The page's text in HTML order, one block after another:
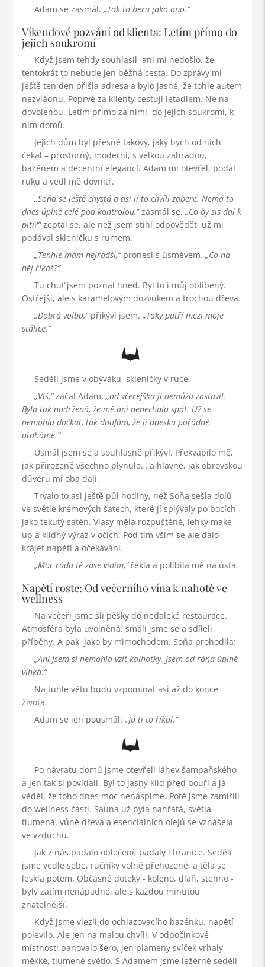
Adam se zasmál. Tak to beru jako ano.
Víkendové pozvání od klienta: Letím přímo do
jejich soukromí
Když jsem tehdy souhlasil, ani mi nedošlo, že
tentokrát to nebude jen běžná cesta. Do zprávy mi
ještě ten den přišla adresa a bylo jasné, že tohle autem
nezvládnu. Poprvé za klienty cestuji letadlem. Ne na
dovolenou. Letím přímo za nimi, do jejich soukromí, k
nim domů.
Jejich dům byl přesně takový, jaký bych od nich
čekal – prostorný, moderní, s velkou zahradou,
bazénem a decentní elegancí. Adam mi otevřel, podal
ruku a vedl mě dovnitř.
Soňa se ještě chystá a asi jí to chvíli zabere. Nemá to
dnes úplně celé pod kontrolou, zasmál se. Co by sis dal k
pití? zeptal se, ale než jsem stihl odpovědět, už mi
podával skleničku s rumem.
Tenhle mám nejradši, pronesl s úsměvem. Co na
něj říkáš?
Tu chuť jsem poznal hned. Byl to i můj oblíbený.
Ostřejší, ale s karamelovým dozvukem a trochou dřeva.
Dobrá volba, přikývl jsem. Taky patří mezi moje
stálice.
Seděli jsme v obýváku, skleničky v ruce.
Víš, začal Adam, od včerejška ji nemůžu zastavit.
Byla tak nadržená, že mě ani nenechala spát. Už se
nemohla dočkat, tak doufám, že ji dneska pořádně
utaháme.
Usmál jsem se a souhlasně přikývl. Překvapilo mě,
jak přirozeně všechno plynulo… a hlavně, jak obrovskou
důvěru mi oba dali.
Trvalo to asi ještě půl hodiny, než Soňa sešla dolů
ve světle krémových šatech, které jí splývaly po bocích
jako tekutý satén. Vlasy měla rozpuštěné, lehký make-
up a klidný výraz v očích. Pod tím vším se ale dalo
krájet napětí a očekávání.
Moc ráda tě zase vidím, řekla a políbila mě na ústa.
Napětí roste: Od večerního vína k nahotě ve
wellness
Na večeři jsme šli pěšky do nedaleké restaurace.
Atmosféra byla uvolněná, smáli jsme se a sdíleli
příběhy. A pak, jako by mimochodem, Soňa prohodila:
Ani jsem si nemohla vzít kalhotky. Jsem od rána úplně
vlhká.
Na tuhle větu budu vzpomínat asi až do konce
života.
Adam se jen pousmál: Já ti to říkal.
Po návratu domů jsme otevřeli láhev šampaňského
a jen tak si povídali. Byl to jasný klid před bouří a já
věděl, že toho dnes moc nenaspíme. Poté jsme zamířili
do wellness části. Sauna už byla nahřátá, světla
tlumená, vůně dřeva a esenciálních olejů se vznášela
ve vzduchu.
Jak z nás padalo oblečení, padaly i hranice. Seděli
jsme vedle sebe, ručníky volně přehozené, a těla se
leskla potem. Občasné doteky - koleno, dlaň, stehno -
byly zatím nenápadné, ale s každou minutou
znatelnější.
Když jsme vlezli do ochlazovacího bazénku, napětí
polevilo. Ale jen na malou chvíli. V odpočinkové
místnosti panovalo šero, jen plameny svíček vrhaly
měkké, tlumené světlo. S Adamem jsme ležérně seděli